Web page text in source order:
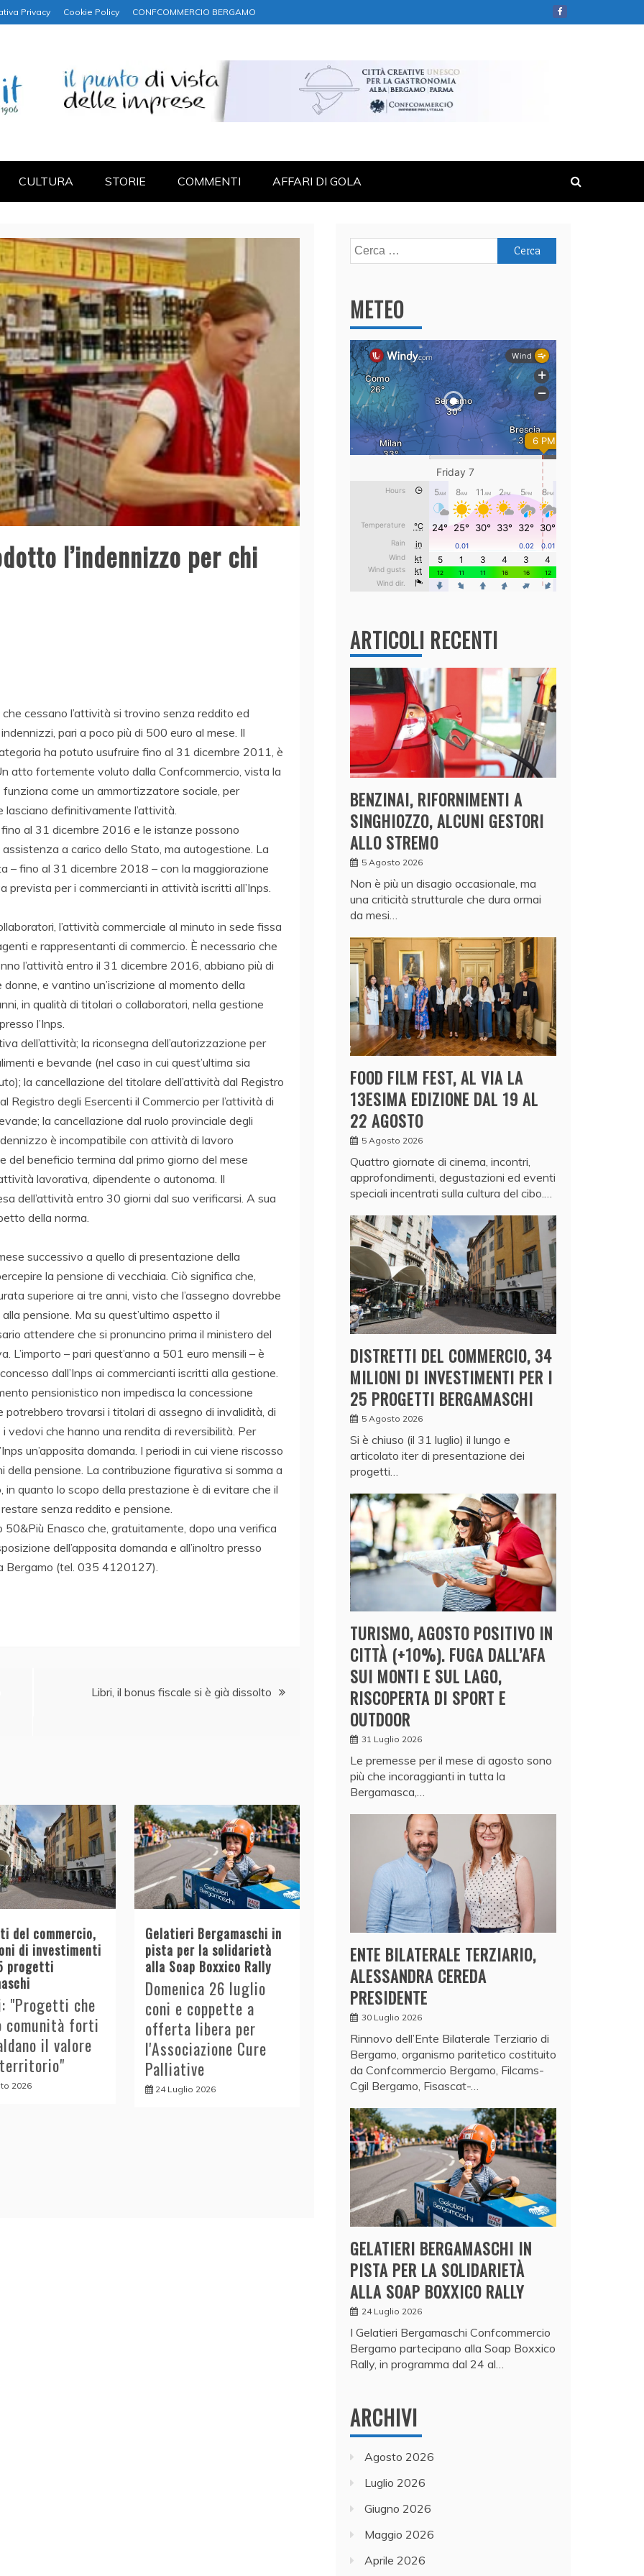
Privacy Cookie Policy CONFCOMMERCIO BERGAMO
CULTURA STORIE COMMENTI AFFARI DI GOLA
l’indennizzo per chi
cessano l’attività si trovino senza reddito ed
pari a poco più di 500 euro al mese. Il
ha potuto usufruire fino al 31 dicembre 2011, è
atto fortemente voluto dalla Confcommercio, vista la
come un ammortizzatore sociale, per
definitivamente l’attività.
al 31 dicembre 2016 e le istanze possono
a carico dello Stato, ma autogestione. La
– fino al 31 dicembre 2018 – con la maggiorazione
prevista per i commercianti in attività iscritti all’Inps.
l’attività commerciale al minuto in sede fissa
e rappresentanti di commercio. È necessario che
l’attività entro il 31 dicembre 2016, abbiano più di
e vantino un’iscrizione al momento della
in qualità di titolari o collaboratori, nella gestione
l’Inps.
dell’attività; la riconsegna dell’autorizzazione per
e bevande (nel caso in cui quest’ultima sia
la cancellazione del titolare dell’attività dal Registro
Registro degli Esercenti il Commercio per l’attività di
la cancellazione dal ruolo provinciale degli
è incompatibile con attività di lavoro
del beneficio termina dal primo giorno del mese
lavorativa, dipendente o autonoma. Il
dell’attività entro 30 giorni dal suo verificarsi. A sua
della norma.
successivo a quello di presentazione della
la pensione di vecchiaia. Ciò significa che,
superiore ai tre anni, visto che l’assegno dovrebbe
pensione. Ma su quest’ultimo aspetto il
attendere che si pronuncino prima il ministero del
L’importo – pari quest’anno a 501 euro mensili – è
dall’Inps ai commercianti iscritti alla gestione.
pensionistico non impedisca la concessione
potrebbero trovarsi i titolari di assegno di invalidità, di
vedovi che hanno una rendita di reversibilità. Per
un’apposita domanda. I periodi in cui viene riscosso
della pensione. La contribuzione figurativa si somma a
in quanto lo scopo della prestazione è di evitare che il
senza reddito e pensione.
Enasco che, gratuitamente, dopo una verifica
dell’apposita domanda e all’inoltro presso
Bergamo (tel. 035 4120127).
Libri, il bonus fiscale si è già dissolto
del commercio,
di investimenti
progetti
"Progetti che
comunità forti
il valore
2026
Gelatieri Bergamaschi in
pista per la solidarietà
alla Soap Boxxico Rally
Domenica 26 luglio
coni e coppette a
offerta libera per
l'Associazione Cure
Palliative
24 Luglio 2026
Ricerca
per:
METEO
ARTICOLI RECENTI
BENZINAI, RIFORNIMENTI A
SINGHIOZZO, ALCUNI GESTORI
ALLO STREMO
5 Agosto 2026
Non è più un disagio occasionale, ma
una criticità strutturale che dura ormai
da mesi…
FOOD FILM FEST, AL VIA LA
13ESIMA EDIZIONE DAL 19 AL
22 AGOSTO
5 Agosto 2026
Quattro giornate di cinema, incontri,
approfondimenti, degustazioni ed eventi
speciali incentrati sulla cultura del cibo.…
DISTRETTI DEL COMMERCIO, 34
MILIONI DI INVESTIMENTI PER I
25 PROGETTI BERGAMASCHI
5 Agosto 2026
Si è chiuso (il 31 luglio) il lungo e
articolato iter di presentazione dei
progetti…
TURISMO, AGOSTO POSITIVO IN
CITTÀ (+10%). FUGA DALL’AFA
SUI MONTI E SUL LAGO,
RISCOPERTA DI SPORT E
OUTDOOR
31 Luglio 2026
Le premesse per il mese di agosto sono
più che incoraggianti in tutta la
Bergamasca,…
ENTE BILATERALE TERZIARIO,
ALESSANDRA CEREDA
PRESIDENTE
30 Luglio 2026
Rinnovo dell’Ente Bilaterale Terziario di
Bergamo, organismo paritetico costituito
da Confcommercio Bergamo, Filcams-
Cgil Bergamo, Fisascat-…
GELATIERI BERGAMASCHI IN
PISTA PER LA SOLIDARIETÀ
ALLA SOAP BOXXICO RALLY
24 Luglio 2026
I Gelatieri Bergamaschi Confcommercio
Bergamo partecipano alla Soap Boxxico
Rally, in programma dal 24 al…
ARCHIVI
Agosto 2026
Luglio 2026
Giugno 2026
Maggio 2026
Aprile 2026